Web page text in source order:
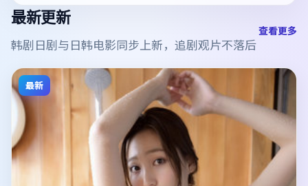
最新更新
韩剧日剧与日韩电影同步上新，追剧观片不落后
查看更多
最新